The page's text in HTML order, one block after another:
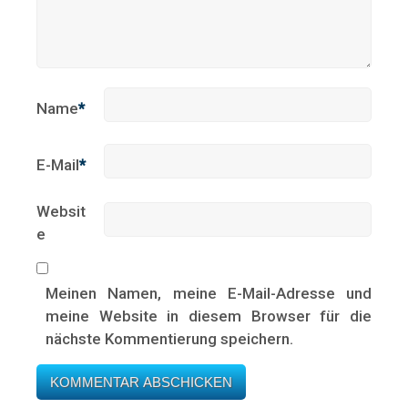
Name*
E-Mail*
Websit
e
Meinen Namen, meine E-Mail-Adresse und
meine Website in diesem Browser für die
nächste Kommentierung speichern.